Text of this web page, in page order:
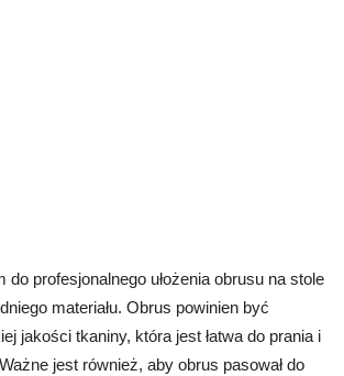
profesjonalnego ułożenia obrusu na stole
materiału. Obrus powinien być
jakości tkaniny, która jest łatwa do prania i
jest również, aby obrus pasował do